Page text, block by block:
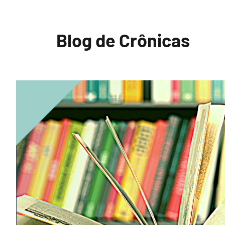
Blog de Crônicas